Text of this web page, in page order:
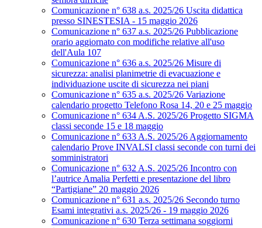
Comunicazione n° 638 a.s. 2025/26 Uscita didattica
presso SINESTESIA - 15 maggio 2026
Comunicazione n° 637 a.s. 2025/26 Pubblicazione
orario aggiornato con modifiche relative all'uso
dell'Aula 107
Comunicazione n° 636 a.s. 2025/26 Misure di
sicurezza: analisi planimetrie di evacuazione e
individuazione uscite di sicurezza nei piani
Comunicazione n° 635 a.s. 2025/26 Variazione
calendario progetto Telefono Rosa 14, 20 e 25 maggio
Comunicazione n° 634 A.S. 2025/26 Progetto SIGMA
classi seconde 15 e 18 maggio
Comunicazione n° 633 A.S. 2025/26 Aggiornamento
calendario Prove INVALSI classi seconde con turni dei
somministratori
Comunicazione n° 632 A.S. 2025/26 Incontro con
l’autrice Amalia Perfetti e presentazione del libro
“Partigiane” 20 maggio 2026
Comunicazione n° 631 a.s. 2025/26 Secondo turno
Esami integrativi a.s. 2025/26 - 19 maggio 2026
Comunicazione n° 630 Terza settimana soggiorni